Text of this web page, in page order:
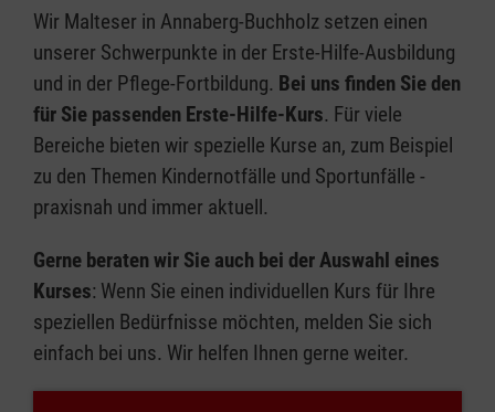
Wir Malteser in Annaberg-Buchholz setzen einen
unserer Schwerpunkte in der Erste-Hilfe-Ausbildung
und in der Pflege-Fortbildung. Bei uns finden Sie den
für Sie passenden Erste-Hilfe-Kurs. Für viele
Bereiche bieten wir spezielle Kurse an, zum Beispiel
zu den Themen Kindernotfälle und Sportunfälle -
praxisnah und immer aktuell.
Gerne beraten wir Sie auch bei der Auswahl eines
Kurses: Wenn Sie einen individuellen Kurs für Ihre
speziellen Bedürfnisse möchten, melden Sie sich
einfach bei uns. Wir helfen Ihnen gerne weiter.